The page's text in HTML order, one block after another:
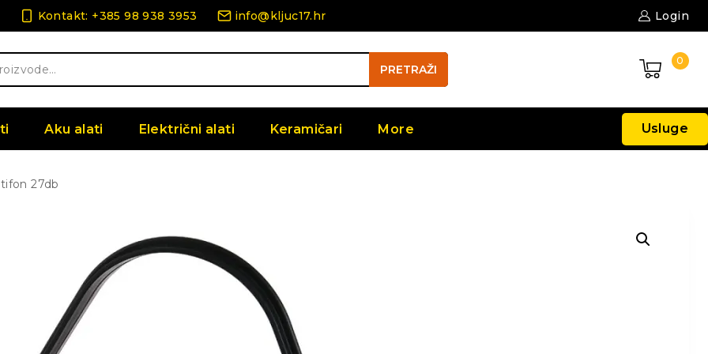
Kontakt: +385 98 938 3953 info@kljuc17.hr Login
PRETRAŽI
0
Aku alati Električni alati Keramičari More Usluge
27db